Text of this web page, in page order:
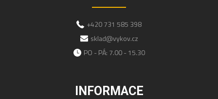
+420 731 585 398
sklad@vykov.cz
PO - PÁ: 7.00 - 15.30
INFORMACE